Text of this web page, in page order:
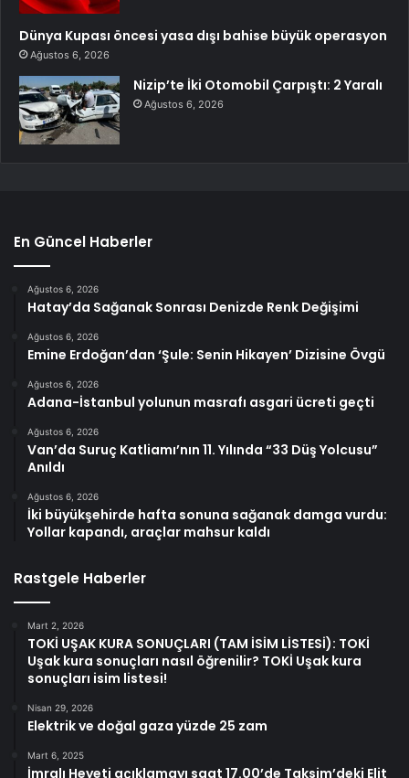
Dünya Kupası öncesi yasa dışı bahise büyük operasyon
Ağustos 6, 2026
Nizip’te İki Otomobil Çarpıştı: 2 Yaralı
Ağustos 6, 2026
En Güncel Haberler
Ağustos 6, 2026
Hatay’da Sağanak Sonrası Denizde Renk Değişimi
Ağustos 6, 2026
Emine Erdoğan’dan ‘Şule: Senin Hikayen’ Dizisine Övgü
Ağustos 6, 2026
Adana-İstanbul yolunun masrafı asgari ücreti geçti
Ağustos 6, 2026
Van’da Suruç Katliamı’nın 11. Yılında “33 Düş Yolcusu”
Anıldı
Ağustos 6, 2026
İki büyükşehirde hafta sonuna sağanak damga vurdu:
Yollar kapandı, araçlar mahsur kaldı
Rastgele Haberler
Mart 2, 2026
TOKİ UŞAK KURA SONUÇLARI (TAM İSİM LİSTESİ): TOKİ
Uşak kura sonuçları nasıl öğrenilir? TOKİ Uşak kura
sonuçları isim listesi!
Nisan 29, 2026
Elektrik ve doğal gaza yüzde 25 zam
Mart 6, 2025
İmralı Heyeti açıklamayı saat 17.00’de Taksim’deki Elit